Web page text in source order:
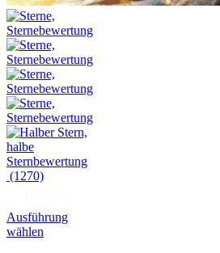
(1270)
Ausführung
wählen